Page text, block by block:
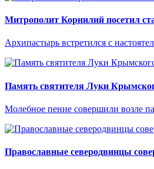
Митрополит Корнилий посетил
Архипастырь встретился с
Память святителя Луки
Молебное пение совершили возле
Православные северодвинцы